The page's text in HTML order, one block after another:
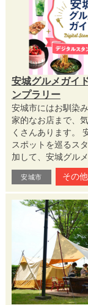
安城グルメガイ
ンプラリー
安城市にはお馴染
家的なお店まで、
くさんあります。
スポットを巡るス
加して、安城グル
安城市 その他